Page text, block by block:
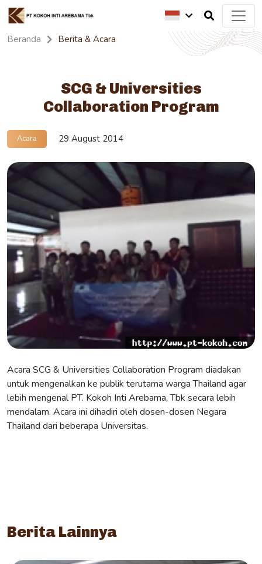
Beranda Berita & Acara
SCG & Universities
Collaboration Program
Acara 29 August 2014
Acara SCG & Universities Collaboration Program diadakan
untuk mengenalkan ke publik terutama warga Thailand agar
lebih mengenal PT. Kokoh Inti Arebama, Tbk secara lebih
mendalam. Acara ini dihadiri oleh dosen-dosen Negara
Thailand dari beberapa Universitas.
Berita Lainnya